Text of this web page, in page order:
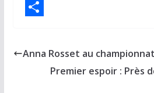
caE
Anna Rosset au
Premier espoir : Près